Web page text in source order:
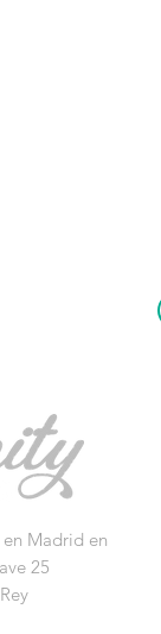
Madrid en
25